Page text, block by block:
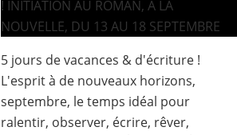
5 jours de vacances & d'écriture !
L'esprit à de nouveaux horizons,
septembre, le temps idéal pour
ralentir, observer, écrire, rêver,